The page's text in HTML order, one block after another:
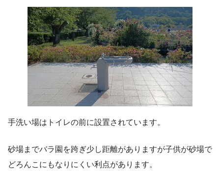
手洗い場はトイレの前に設置されています。
砂場までバラ園を跨ぎ少し距離がありますが子供が砂場で
どろんこにもなりにくい利点があります。